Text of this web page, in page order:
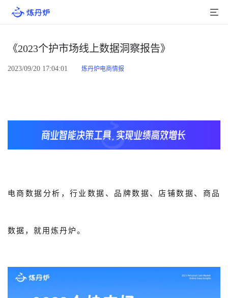
产品介绍
品牌数据
组合洞察
《2023个护市场线上数据洞察报告》
2023/09/20 17:04:01 炼丹炉电商情报
电商数据分析，行业数据、品牌数据、店铺数据、商品
数据，就用炼丹炉。